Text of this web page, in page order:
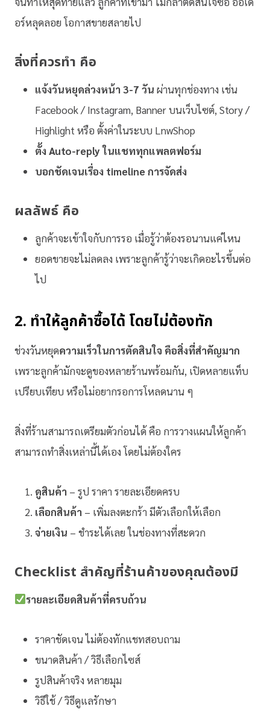
อร์หลุดลอย โอกาสขายสลายไป
สิ่งที่ควรทำ คือ
แจ้งวันหยุดล่วงหน้า 3-7 วัน ผ่านทุกช่องทาง เช่น
Facebook / Instagram, Banner บนเว็บไซต์, Story /
Highlight หรือ ตั้งค่าในระบบ LnwShop
ตั้ง Auto-reply ในแชททุกแพลตฟอร์ม
บอกชัดเจนเรื่อง timeline การจัดส่ง
ผลลัพธ์ คือ
ลูกค้าจะเข้าใจกับการรอ เมื่อรู้ว่าต้องรอนานแค่ไหน
ยอดขายจะไม่ลดลง เพราะลูกค้ารู้ว่าจะเกิดอะไรขึ้นต่อ
ไป
2. ทำให้ลูกค้าซื้อได้ โดยไม่ต้องทัก
ช่วงวันหยุดความเร็วในการตัดสินใจ คือสิ่งที่สำคัญมาก
เพราะลูกค้ามักจะดูของหลายร้านพร้อมกัน, เปิดหลายแท็บ
เปรียบเทียบ หรือไม่อยากรอการโหลดนาน ๆ
สิ่งที่ร้านสามารถเตรียมตัวก่อนได้ คือ การวางแผนให้ลูกค้า
สามารถทำสิ่งเหล่านี้ได้เอง โดยไม่ต้องใคร
ดูสินค้า – รูป ราคา รายละเอียดครบ
เลือกสินค้า – เพิ่มลงตะกร้า มีตัวเลือกให้เลือก
จ่ายเงิน – ชำระได้เลย ในช่องทางที่สะดวก
Checklist สำคัญที่ร้านค้าของคุณต้องมี
รายละเอียดสินค้าที่ครบถ้วน
ราคาชัดเจน ไม่ต้องทักแชทสอบถาม
ขนาดสินค้า / วิธีเลือกไซส์
รูปสินค้าจริง หลายมุม
วิธีใช้ / วิธีดูแลรักษา